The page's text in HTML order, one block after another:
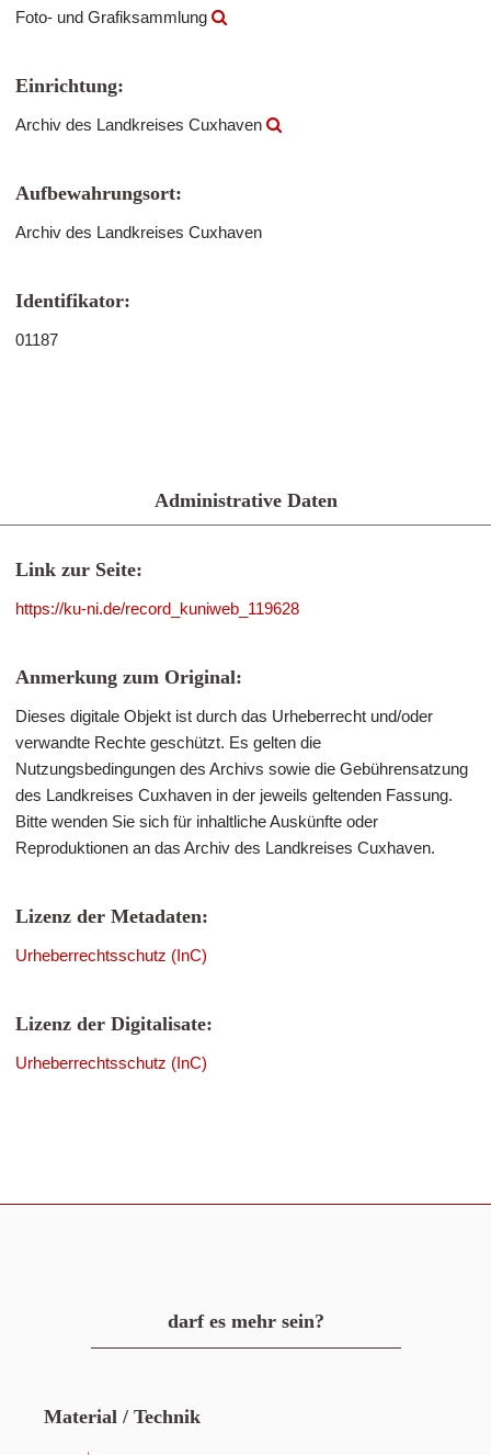
Foto- und Grafiksammlung
Einrichtung:
Archiv des Landkreises Cuxhaven
Aufbewahrungsort:
Archiv des Landkreises Cuxhaven
Identifikator:
01187
Administrative Daten
Link zur Seite:
https://ku-ni.de/record_kuniweb_119628
Anmerkung zum Original:
Dieses digitale Objekt ist durch das Urheberrecht und/oder
verwandte Rechte geschützt. Es gelten die
Nutzungsbedingungen des Archivs sowie die Gebührensatzung
des Landkreises Cuxhaven in der jeweils geltenden Fassung.
Bitte wenden Sie sich für inhaltliche Auskünfte oder
Reproduktionen an das Archiv des Landkreises Cuxhaven.
Lizenz der Metadaten:
Urheberrechtsschutz (InC)
Lizenz der Digitalisate:
Urheberrechtsschutz (InC)
darf es mehr sein?
Material / Technik